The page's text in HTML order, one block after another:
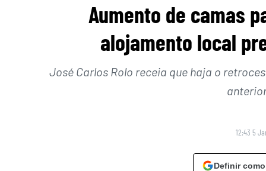
Aumento de camas
alojamento local
José Carlos Rolo receia que haja o
12:43 5
Definir